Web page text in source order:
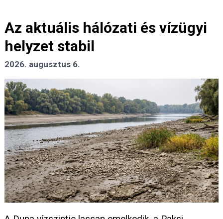
Az aktuális hálózati és vízügyi
helyzet stabil
2026. augusztus 6.